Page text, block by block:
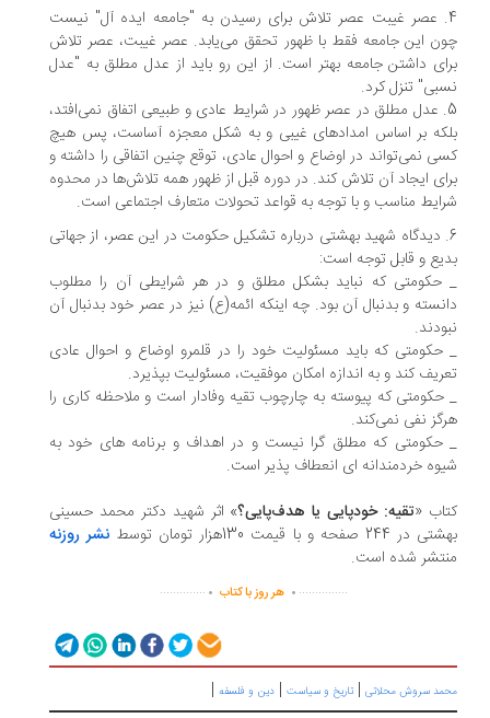
4. عصر غیبت عصر تلاش برای رسیدن به "جامعه ایده آل" نیست
این جامعه فقط با ظهور تحقق می‌یابد. عصر غیبت، عصر تلاش
داشتن جامعه بهتر است. از این رو باید از عدل مطلق به "عدل
تنزل کرد.
5. عدل مطلق در عصر ظهور در شرایط عادی و طبیعی اتفاق نمی‌افتد،
بر اساس امدادهای غیبی و به شکل معجزه آساست، پس هیچ
نمی‌تواند در اوضاع و احوال عادی، توقع چنین اتفاقی را داشته و
ایجاد آن تلاش کند. در دوره قبل از ظهور همه تلاش‌ها در محدوه
مناسب و با توجه به قواعد تحولات متعارف اجتماعی است.
دیدگاه شهید بهشتی درباره تشکیل حکومت در این عصر، از جهاتی
و قابل توجه است:
که نباید بشکل مطلق و در هر شرایطی آن را مطلوب
و بدنبال آن بود. چه اینکه ائمه(ع) نیز در عصر خود بدنبال آن
که باید مسئولیت خود را در قلمرو اوضاع و احوال عادی
کند و به اندازه امکان موفقیت، مسئولیت بپذیرد.
که پیوسته به چارچوب تقیه وفادار است و ملاحظه کاری را
نفی نمی‌کند.
که مطلق گرا نیست و در اهداف و برنامه های خود به
خردمندانه ای انعطاف پذیر است.
تقیه: خودپایی یا هدف‌پایی؟» اثر شهید دکتر محمد حسینی
صفحه و با قیمت 130هزار تومان توسط
نشر روزنه
شده است.
...............
. هر روز با کتاب .
..............
سروش محلاتی|تاریخ و سیاست |دین و فلسفه|